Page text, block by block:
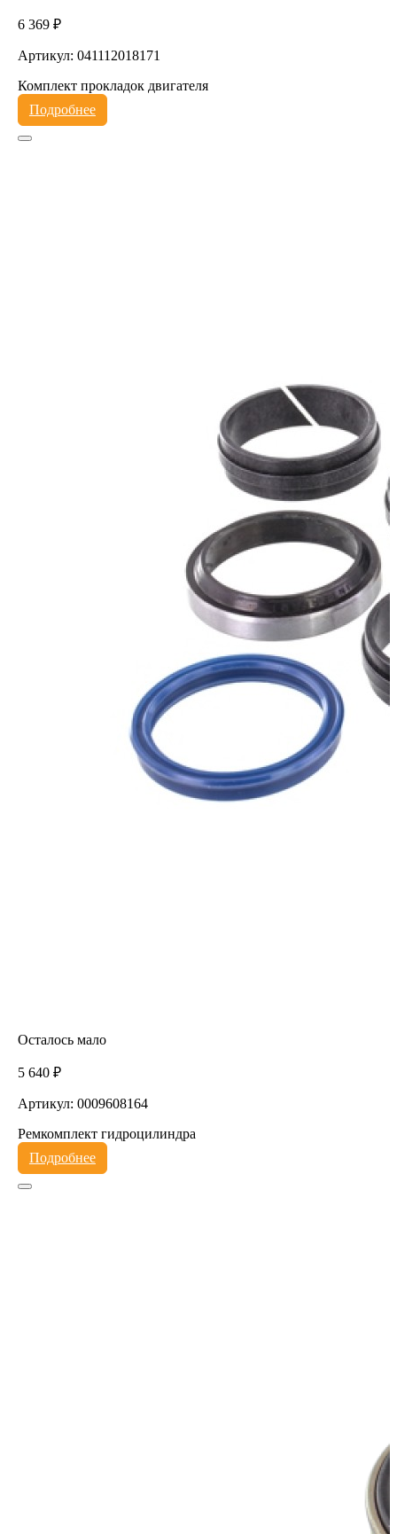
6 369 ₽
Артикул: 041112018171
Комплект прокладок двигателя
Подробнее
Осталось мало
5 640 ₽
Артикул: 0009608164
Ремкомплект гидроцилиндра
Подробнее